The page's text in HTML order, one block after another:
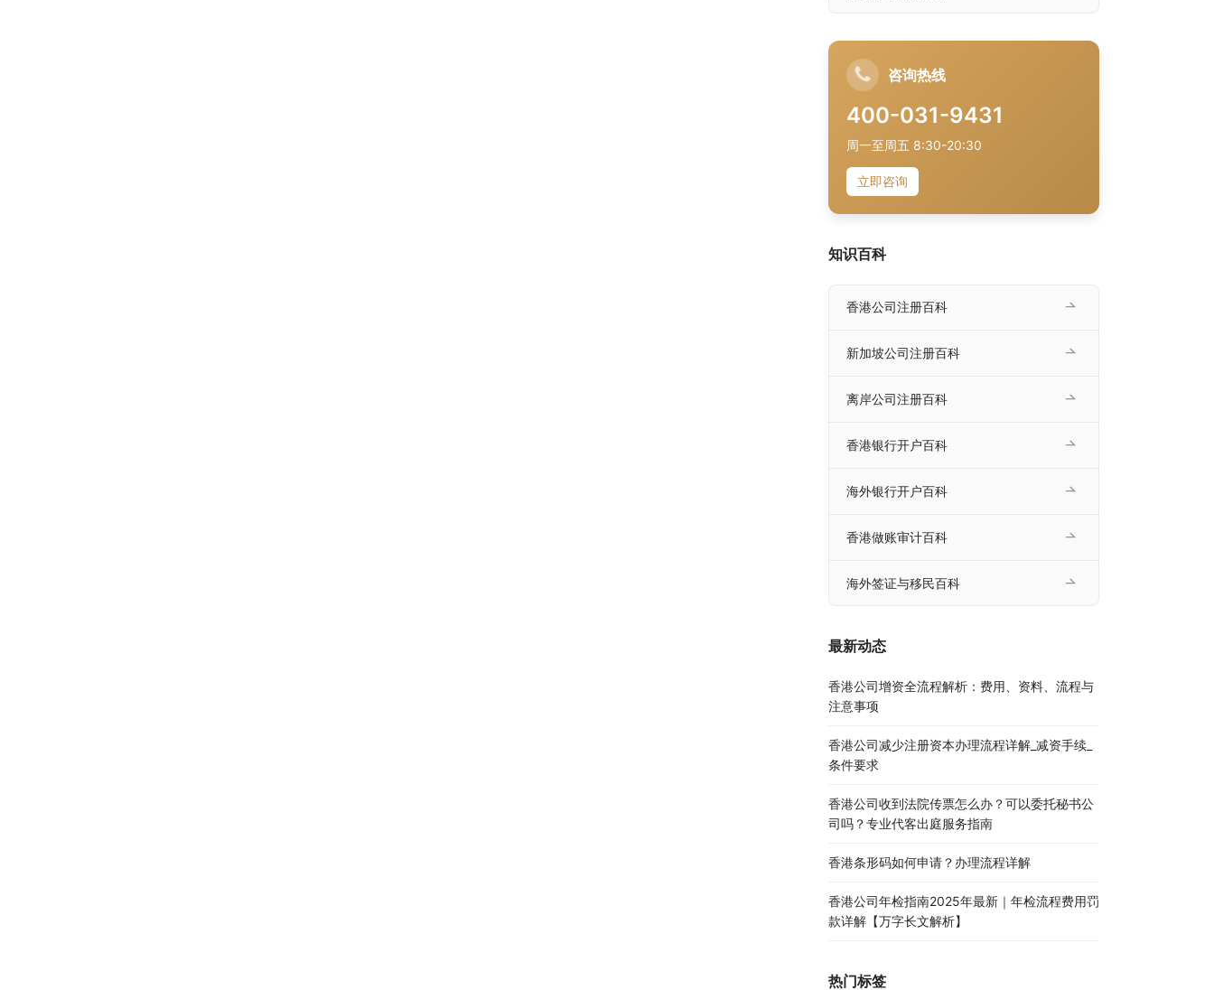
咨询热线
400-031-9431
周一至周五 8:30-20:30
立即咨询
知识百科
香港公司注册百科
新加坡公司注册百科
离岸公司注册百科
香港银行开户百科
海外银行开户百科
香港做账审计百科
海外签证与移民百科
最新动态
香港公司增资全流程解析：费用、资料、流程与
注意事项
香港公司减少注册资本办理流程详解_减资手续_
条件要求
香港公司收到法院传票怎么办？可以委托秘书公
司吗？专业代客出庭服务指南
香港条形码如何申请？办理流程详解
香港公司年检指南2025年最新｜年检流程费用罚
款详解【万字长文解析】
热门标签